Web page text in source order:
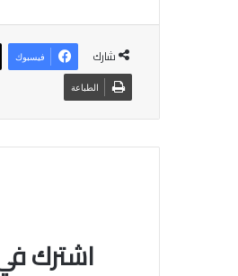
شارك فيسبوك
الطباعة
اشترك